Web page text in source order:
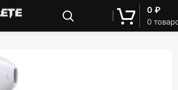
0
0 ₽